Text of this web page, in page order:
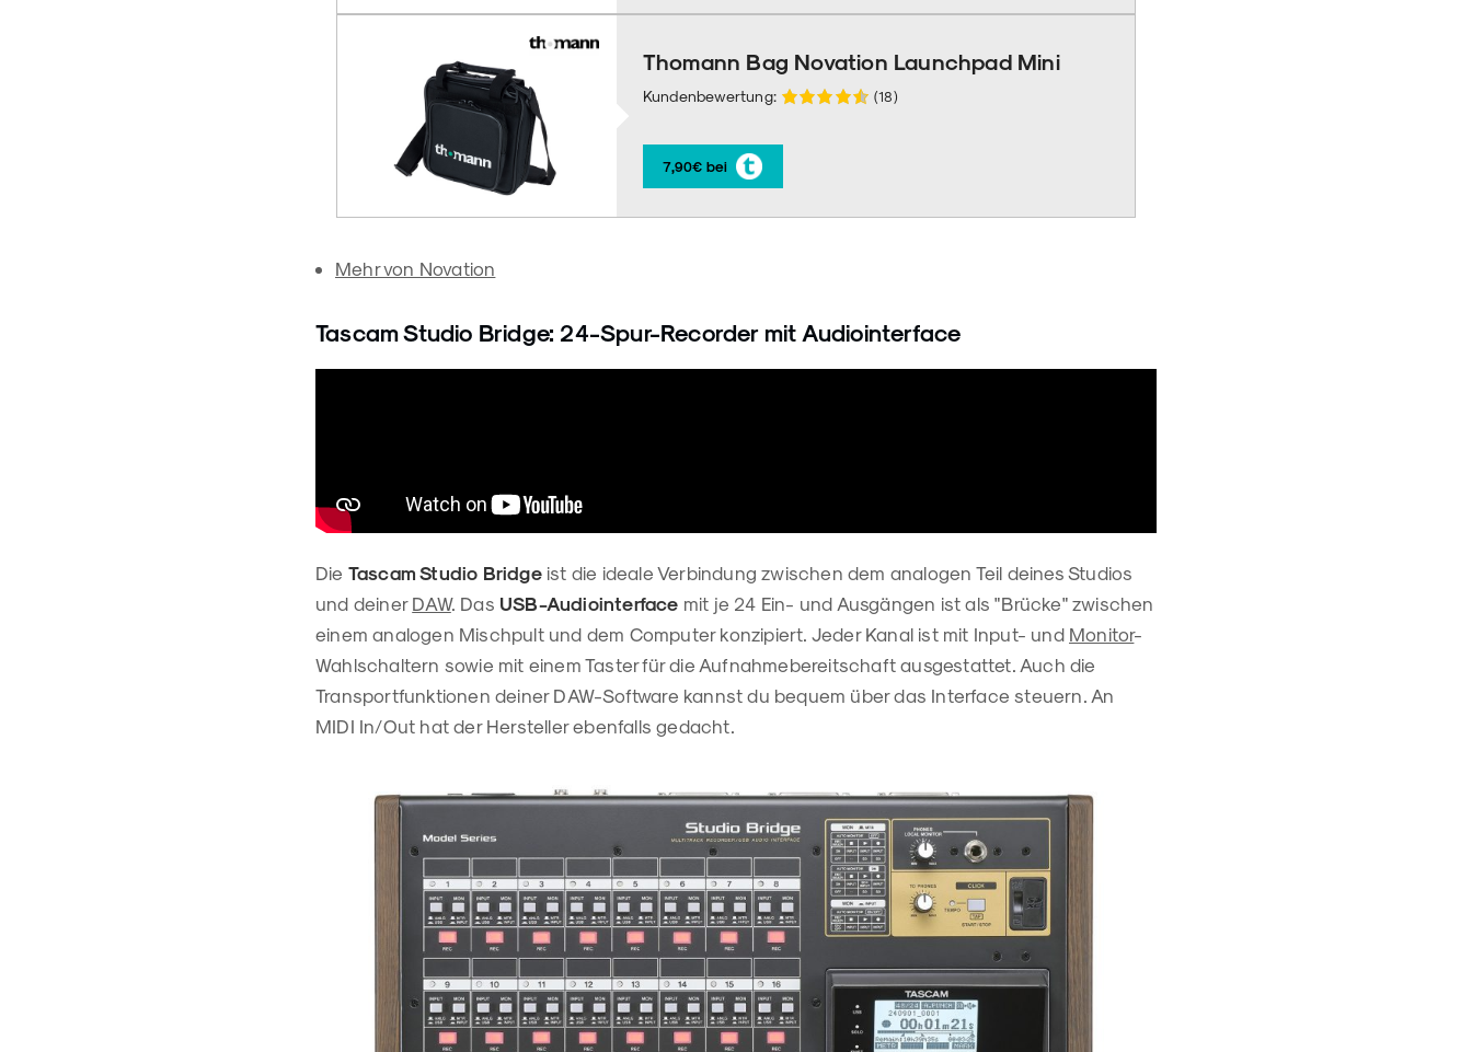
Thomann Bag Novation Launchpad Mini
Kundenbewertung: (18)
7,90€ bei
Mehr von Novation
Tascam Studio Bridge: 24-Spur-Recorder mit Audiointerface
Die Tascam Studio Bridgeist die ideale Verbindung zwischen dem analogen Teil deines Studios
und deiner DAW. Das USB-Audiointerface mit je 24 Ein- und Ausgängen ist als "Brücke" zwischen
einem analogen Mischpult und dem Computer konzipiert. Jeder Kanal ist mit Input- und Monitor-
Wahlschaltern sowie mit einem Taster für die Aufnahmebereitschaft ausgestattet. Auch die
Transportfunktionen deiner DAW-Software kannst du bequem über das Interface steuern. An
MIDI In/Out hat der Hersteller ebenfalls gedacht.